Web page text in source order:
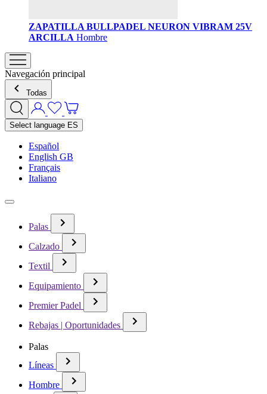
ZAPATILLA BULLPADEL NEURON VIBRAM 25V
ARCILLA Hombre
Navegación principal
Todas
Select language ES
Español
English GB
Français
Italiano
Palas
Calzado
Textil
Equipamiento
Premier Padel
Rebajas | Oportunidades
Palas
Líneas
Hombre